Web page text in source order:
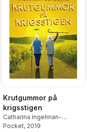
Krutgummor på
krigsstigen
Catharina Ingelman-
Sundberg
Pocket, 2019